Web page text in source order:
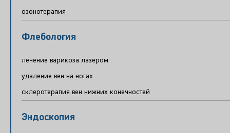
озонотерапия
Флебология
лечение варикоза лазером
удаление вен на ногах
склеротерапия вен нижних конечностей
Эндоскопия